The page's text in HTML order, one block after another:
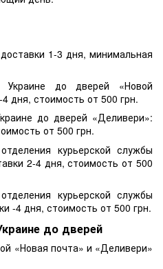
1-3 дня, минимальная
Украине до дверей «Новой
дня, стоимость от 500 грн.
до дверей «Деливери»:
от 500 грн.
курьерской службы
2-4 дня, стоимость от 500
курьерской службы
-4 дня, стоимость от 500 грн.
до дверей
«Новая почта» и «Деливери»